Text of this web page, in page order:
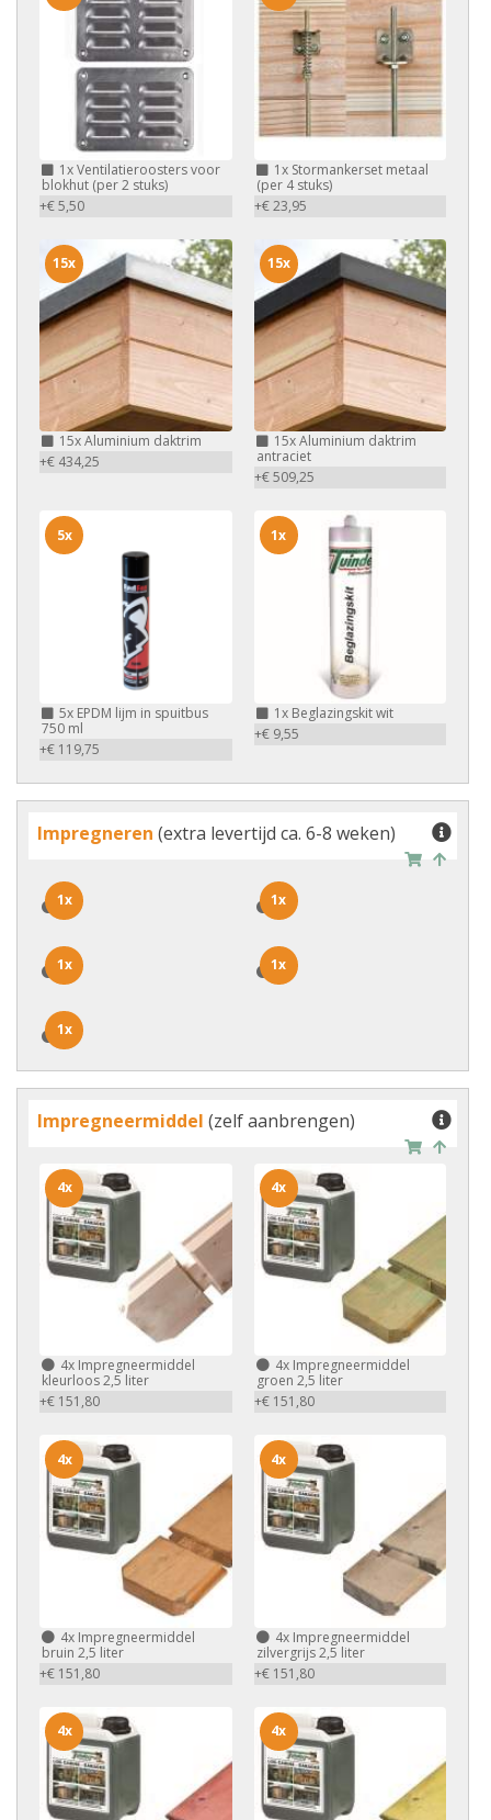
1xVentilatieroosters voor
blokhut (per 2 stuks)
+€ 5,50
1xStormankerset metaal
(per 4 stuks)
+€ 23,95
15xAluminium daktrim
+€ 434,25
15x
15xAluminium daktrim
antraciet
+€ 509,25
15x
5x EPDM lijm in spuitbus
750 ml
+€ 119,75
5x
1xBeglazingskit wit
+€ 9,55
1x
Impregneren (extra levertijd ca. 6-8 weken)
1x
1x 1x
1x
1x
1x 1x
1x
1x
1x
Impregneermiddel (zelf aanbrengen)
4x Impregneermiddel
kleurloos 2,5 liter
+€ 151,80
4x
4xImpregneermiddel
groen 2,5 liter
+€ 151,80
4x
4x Impregneermiddel
bruin 2,5 liter
+€ 151,80
4x
4xImpregneermiddel
zilvergrijs 2,5 liter
+€ 151,80
4x
4x 4x